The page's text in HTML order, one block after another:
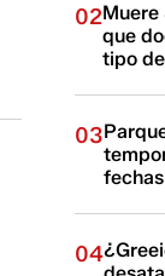
02
que
tipo
03
04